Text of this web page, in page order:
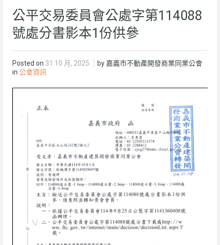
公平交易委員會公處字第114088
號處分書影本1份供參
Posted on 31 10 月, 2025
by 嘉義市不動產開發商業同業公會
in 公會資訊